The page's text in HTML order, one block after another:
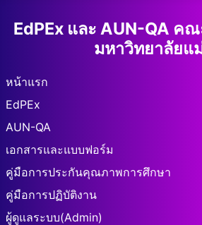
EdPEx และ AUN-QA ค
มหาวิทยาลัยแ
หน้าแรก
EdPEx
AUN-QA
เอกสารและแบบฟอร์ม
คู่มือการประกันคุณภาพการศึกษา
คู่มือการปฏิบัติงาน
ผู้ดูแลระบบ(Admin)